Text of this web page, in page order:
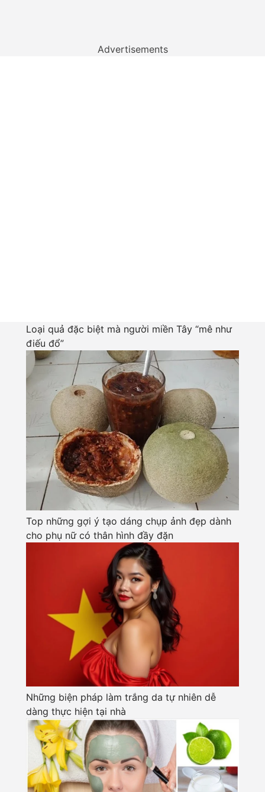
Advertisements
Loại quả đặc biệt mà người miền Tây “mê như
điếu đổ”
Top những gợi ý tạo dáng chụp ảnh đẹp dành
cho phụ nữ có thân hình đầy đặn
Những biện pháp làm trắng da tự nhiên dễ
dàng thực hiện tại nhà